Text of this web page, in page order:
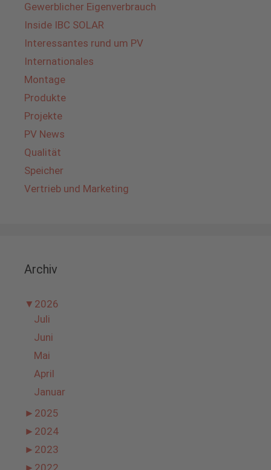
Gewerblicher Eigenverbrauch
Inside IBC SOLAR
Interessantes rund um PV
Internationales
Montage
Produkte
Projekte
PV News
Qualität
Speicher
Vertrieb und Marketing
Archiv
▼ 2026
Juli
Juni
Mai
April
Januar
► 2025
► 2024
► 2023